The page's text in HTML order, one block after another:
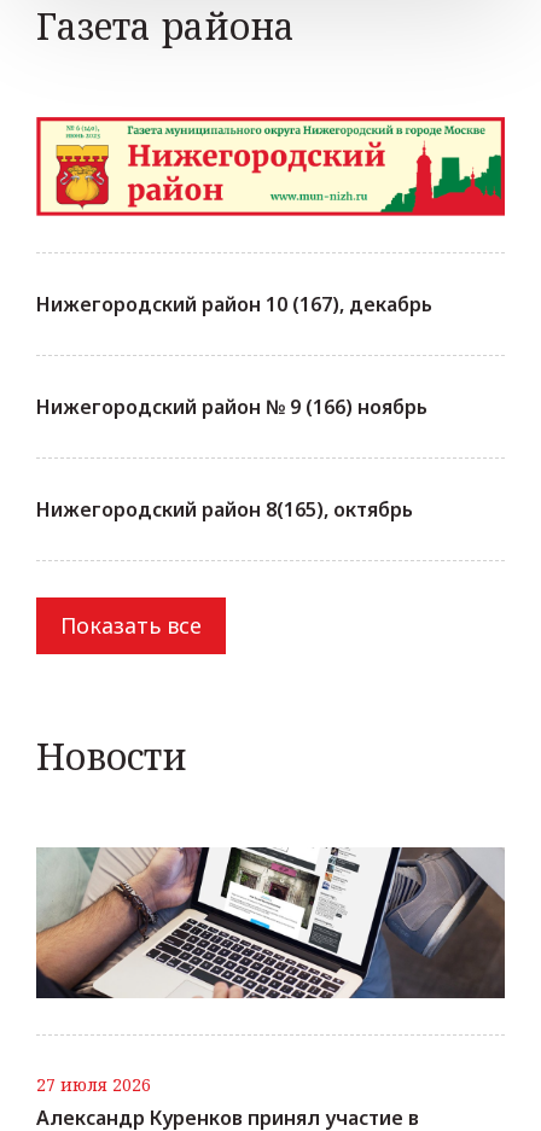
Газета района
Нижегородский район 10 (167), декабрь
Нижегородский район № 9 (166) ноябрь
Нижегородский район 8(165), октябрь
Показать все
Новости
27 июля 2026
Александр Куренков принял участие в